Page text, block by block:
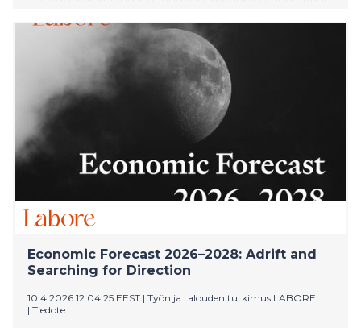
Austria.
Economic Forecast 2026–2028: Adrift and
Searching for Direction
10.4.2026 12:04:25 EEST | Työn ja talouden tutkimus LABORE
| Tiedote